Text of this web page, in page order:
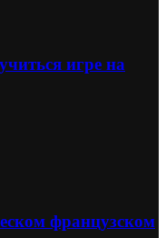
игре на
французском